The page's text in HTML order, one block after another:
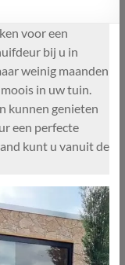
voor een
bij u in
weinig maanden
in uw tuin.
kunnen genieten
een perfecte
kunt u vanuit de